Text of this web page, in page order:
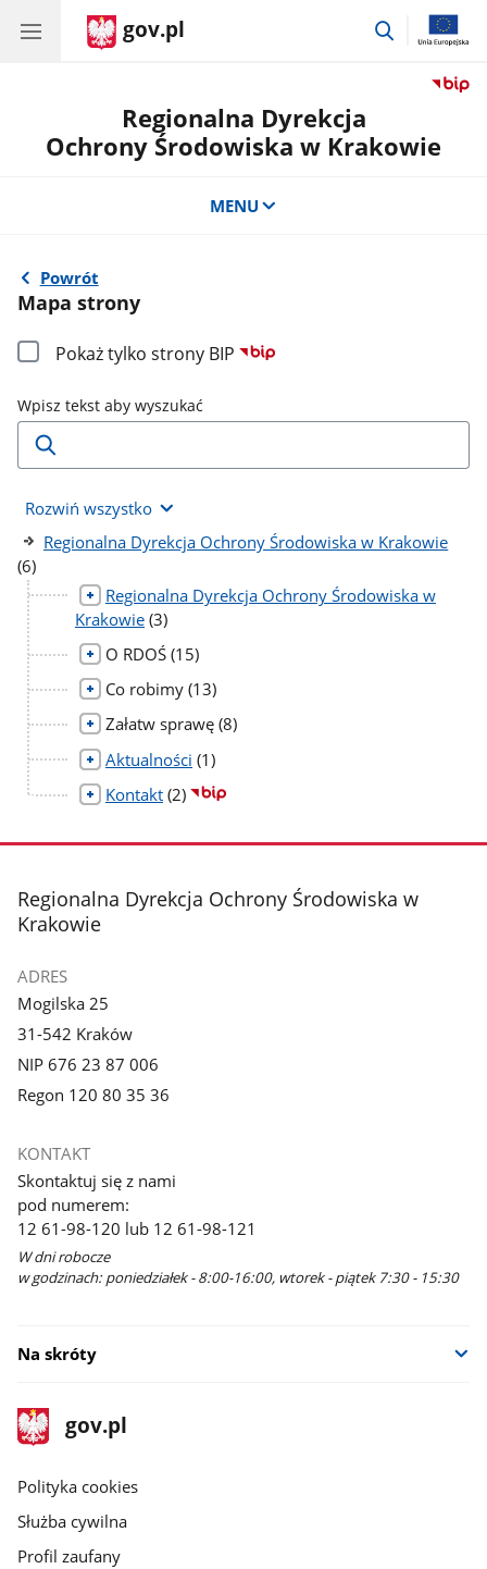
gov.pl
przejdź
Regionalna Dyrekcja
Ochrony Środowiska w Krakowie
MENU
Powrót
Mapa strony
Pokaż tylko strony BIP
Wpisz tekst aby wyszukać
Rozwiń wszystko
Regionalna Dyrekcja Ochrony Środowiska w Krakowie
(6)
Regionalna Dyrekcja Ochrony Środowiska w
Krakowie liczba
podstron
(3)
O RDOŚ liczba
(15)
Co robimy liczba
(13)
Załatw sprawę liczba
(8)
Aktualności liczba
podstron
(1)
Kontakt liczba
(2)
stopka
Regionalna Dyrekcja Ochrony Środowiska w
Krakowie
ADRES
Mogilska 25
31-542 Kraków
NIP 676 23 87 006
Regon 120 80 35 36
KONTAKT
Skontaktuj się z nami
pod numerem:
12 61-98-120 lub 12 61-98-121
W dni robocze
w godzinach: poniedziałek - 8:00-16:00, wtorek - piątek 7:30 - 15:30
Na skróty
stopka
gov.pl
Strona
gov.pl
gov.pl
Polityka cookies
Służba cywilna
Profil zaufany